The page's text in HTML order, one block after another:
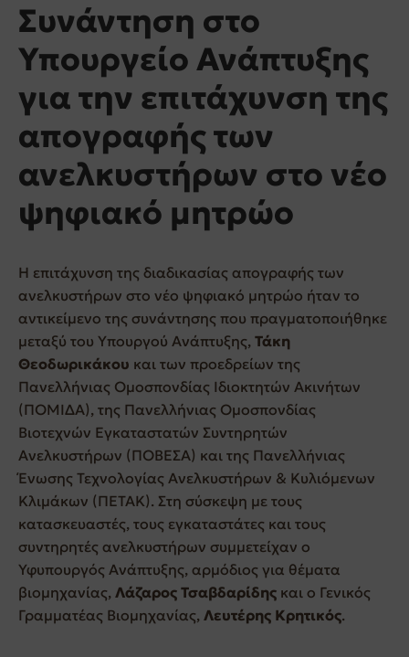
Συνάντηση στο
Υπουργείο Ανάπτυξης
για την επιτάχυνση της
απογραφής των
ανελκυστήρων στο νέο
ψηφιακό μητρώο
Η επιτάχυνση της διαδικασίας απογραφής των
ανελκυστήρων στο νέο ψηφιακό μητρώο ήταν το
αντικείμενο της συνάντησης που πραγματοποιήθηκε
μεταξύ του Υπουργού Ανάπτυξης, Τάκη
Θεοδωρικάκου και των προεδρείων της
Πανελλήνιας Ομοσπονδίας Ιδιοκτητών Ακινήτων
(ΠΟΜΙΔΑ), της Πανελλήνιας Ομοσπονδίας
Βιοτεχνών Εγκαταστατών Συντηρητών
Ανελκυστήρων (ΠΟΒΕΣΑ) και της Πανελλήνιας
Ένωσης Τεχνολογίας Ανελκυστήρων & Κυλιόμενων
Κλιμάκων (ΠΕΤΑΚ). Στη σύσκεψη με τους
κατασκευαστές, τους εγκαταστάτες και τους
συντηρητές ανελκυστήρων συμμετείχαν ο
Υφυπουργός Ανάπτυξης, αρμόδιος για θέματα
βιομηχανίας, Λάζαρος Τσαβδαρίδης και ο Γενικός
Γραμματέας Βιομηχανίας, Λευτέρης Κρητικός.